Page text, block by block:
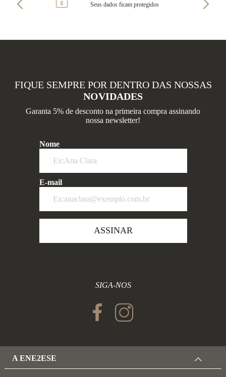
Seus dados ficam protegidos
FIQUE SEMPRE POR DENTRO DAS NOSSAS
NOVIDADES
Garanta 5% de desconto na primeira compra assinando
nossa newsletter!
Nome
E-mail
ASSINAR
SIGA-NOS
A ENE2ESE